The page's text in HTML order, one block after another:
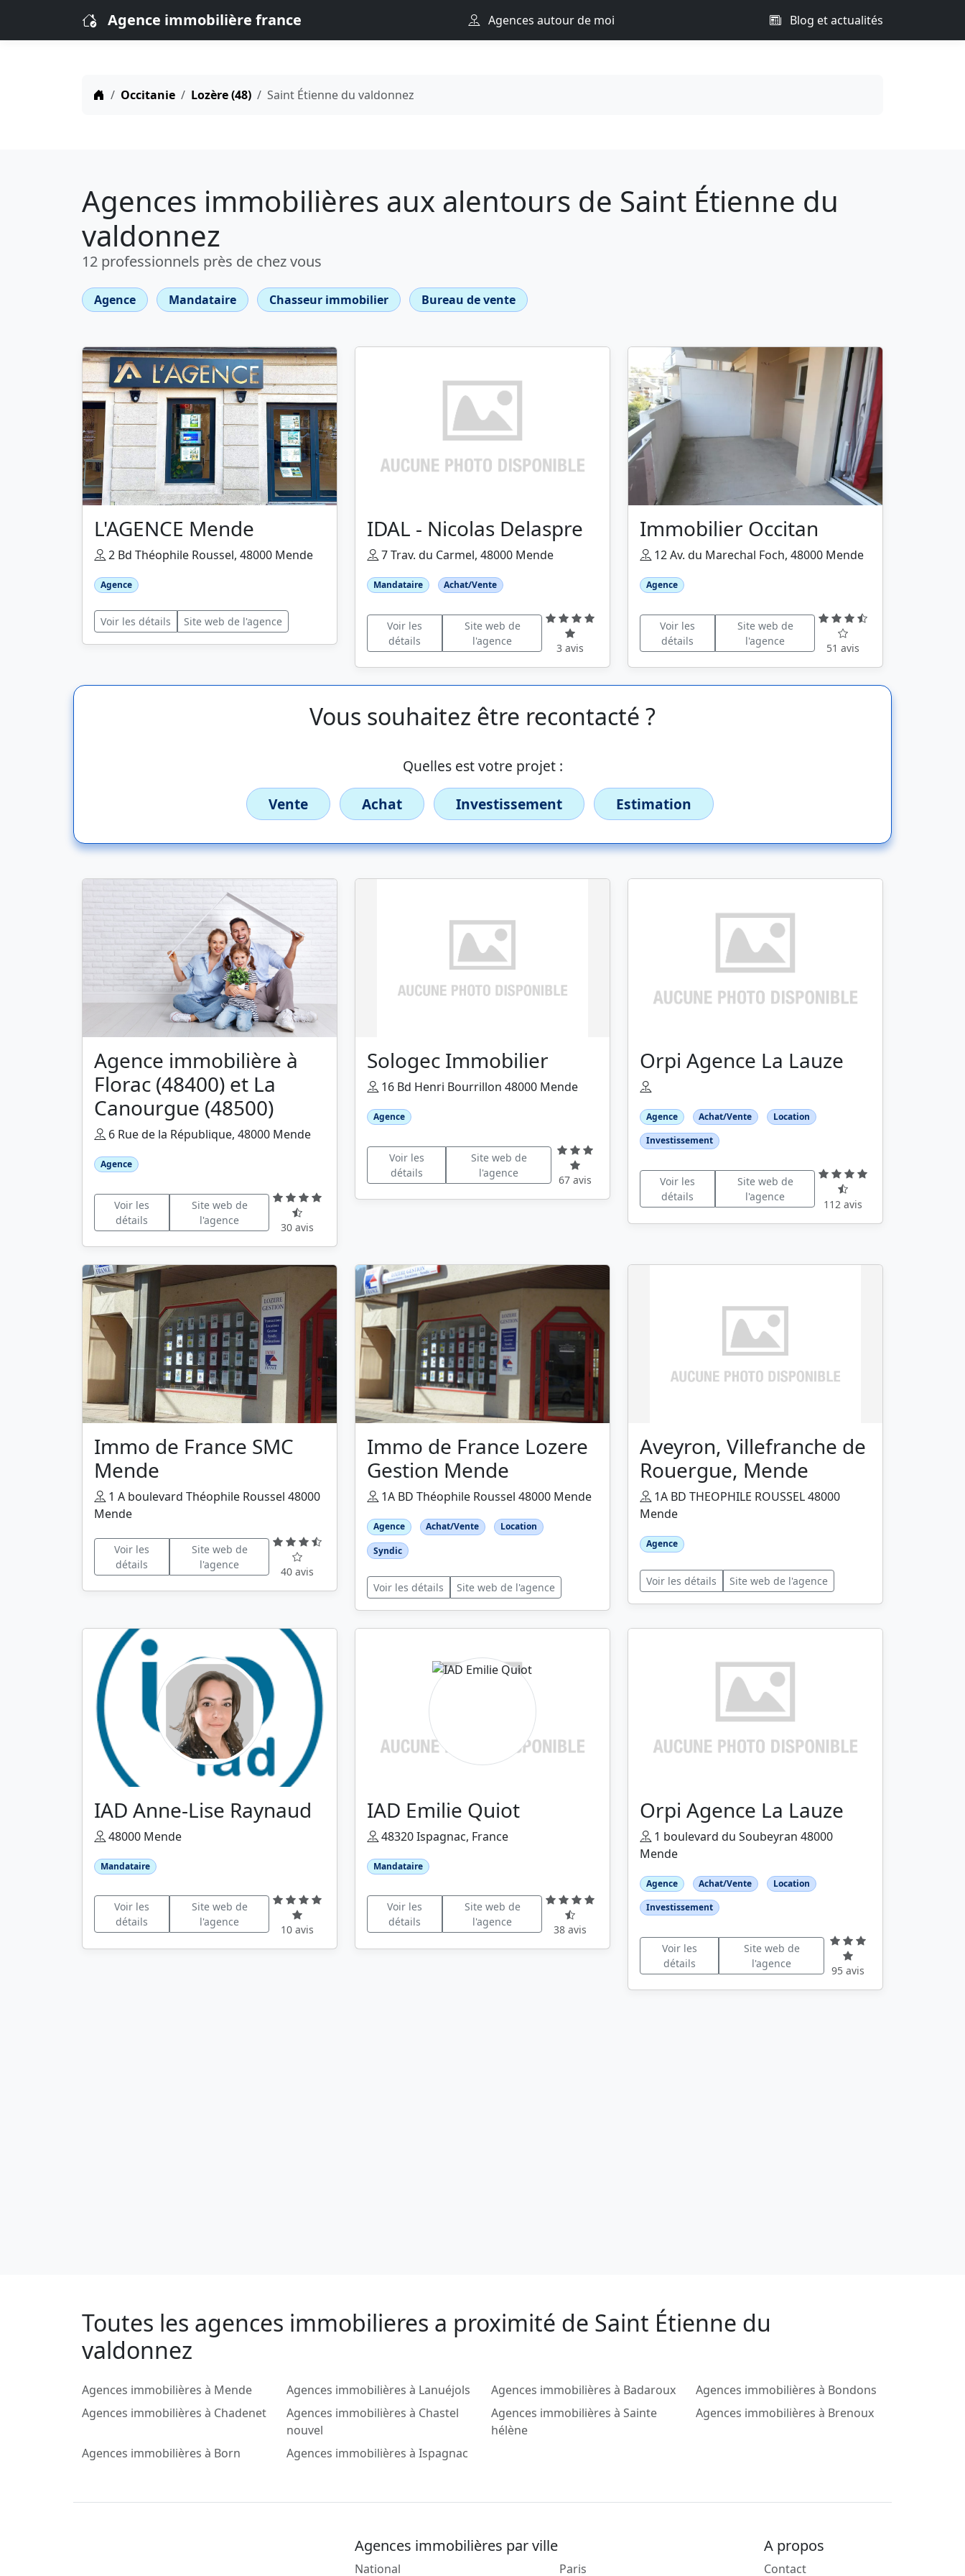
Agence immobilière france Agences autour de moi Blog et actualités
Occitanie Lozère (48) Saint Étienne du valdonnez
Agences immobilières aux alentours de Saint Étienne du
valdonnez
12 professionnels près de chez vous
Agence Mandataire Chasseur immobilier Bureau de vente
L'AGENCE Mende
2 Bd Théophile Roussel, 48000 Mende
Agence
Voir les détails Site web de l'agence
IDAL - Nicolas Delaspre
7 Trav. du Carmel, 48000 Mende
Mandataire Achat/Vente
Voir les
détails
Site web de
l'agence
3 avis
Immobilier Occitan
12 Av. du Marechal Foch, 48000 Mende
Agence
Voir les
détails
Site web de
l'agence
51 avis
Vous souhaitez être recontacté ?
Quelles est votre projet :
Vente
Achat Investissement Estimation
Agence immobilière à
Florac (48400) et La
Canourgue (48500)
6 Rue de la République, 48000 Mende
Agence
Voir les
détails
Site web de
l'agence
30 avis
Sologec Immobilier
16 Bd Henri Bourrillon 48000 Mende
Agence
Voir les
détails
Site web de
l'agence
67 avis
Orpi Agence La Lauze
Agence Achat/Vente
Location
Investissement
Voir les
détails
Site web de
l'agence
112 avis
Immo de France SMC
Mende
1 A boulevard Théophile Roussel 48000
Mende
Voir les
détails
Site web de
l'agence
40 avis
Immo de France Lozere
Gestion Mende
1A BD Théophile Roussel 48000 Mende
Agence Achat/Vente
Location
Syndic
Voir les détails Site web de l'agence
Aveyron, Villefranche de
Rouergue, Mende
1A BD THEOPHILE ROUSSEL 48000
Mende
Agence
Voir les détails Site web de l'agence
IAD Anne-Lise Raynaud
48000 Mende
Mandataire
Voir les
détails
Site web de
l'agence
10 avis
IAD Emilie Quiot
48320 Ispagnac, France
Mandataire
Voir les
détails
Site web de
l'agence
38 avis
Orpi Agence La Lauze
1 boulevard du Soubeyran 48000
Mende
Agence Achat/Vente
Location
Investissement
Voir les
détails
Site web de
l'agence
95 avis
Toutes les agences immobilieres a proximité de Saint Étienne du
valdonnez
Agences immobilières à Mende Agences immobilières à Lanuéjols Agences immobilières à Badaroux
Agences immobilières à Bondons
Agences immobilières à Chadenet
Agences immobilières à Chastel
nouvel
Agences immobilières à Sainte
hélène
Agences immobilières à Brenoux
Agences immobilières à Born Agences immobilières à Ispagnac
Agences immobilières par ville
National Paris
A propos
Contact